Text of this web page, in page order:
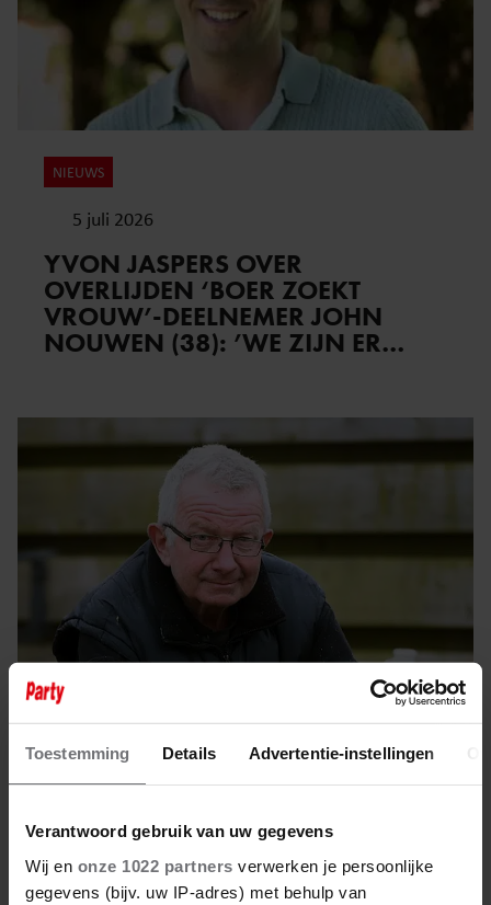
Toestemming Details Advertentie-instellingen
Verantwoord gebruik van uw gegevens
Wij en onze 1022 partners verwerken je persoonlijke
gegevens (bijv. uw IP-adres) met behulp van
NIEUWS
5 juli 2026
YVON JASPERS OVER
OVERLIJDEN ‘BOER ZOEKT
VROUW’-DEELNEMER JOHN
NOUWEN (38): ’WE ZIJN ER
17 juni 2026
HET GEHEIM GETROUWD NA
DRAMATISCH ONGELUK